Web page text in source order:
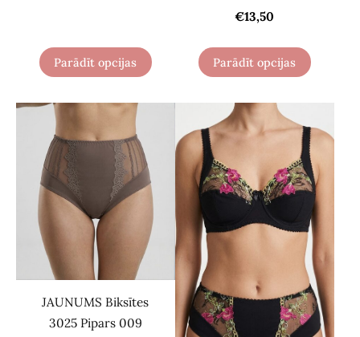
Parādīt opcijas
€13,50
Parādīt opcijas
JAUNUMS Biksītes
3025 Pipars 009